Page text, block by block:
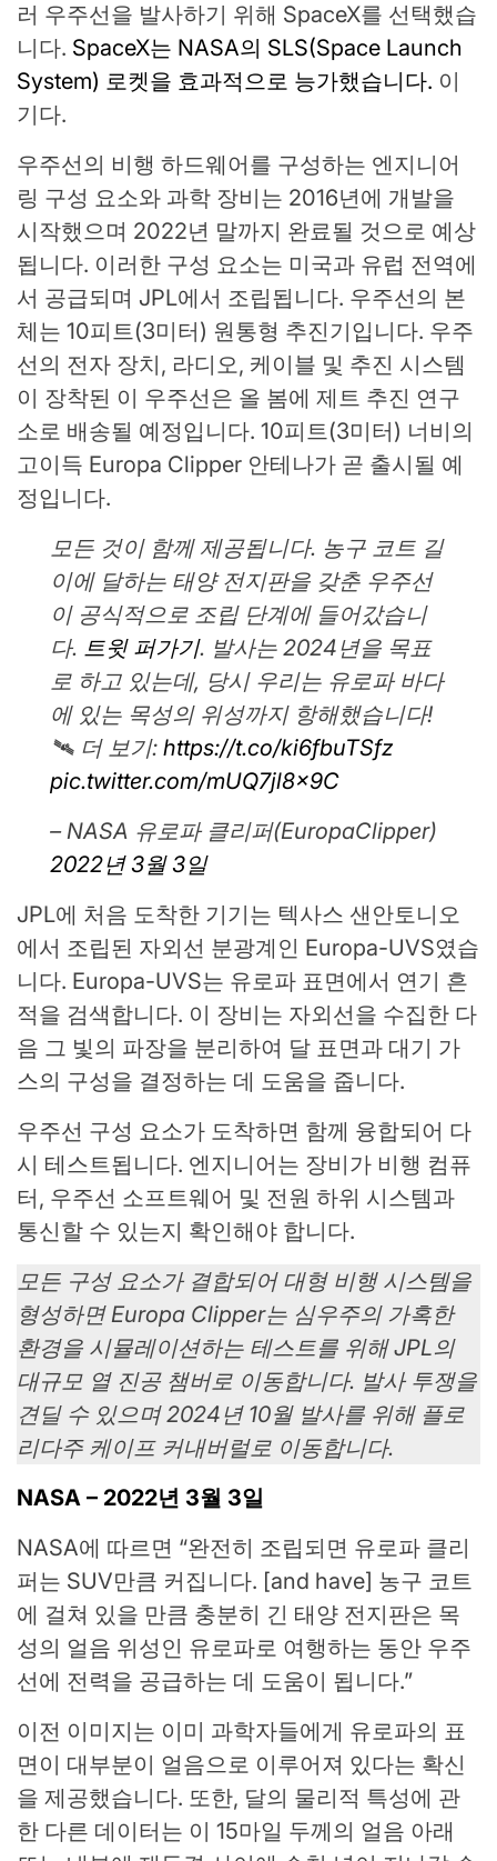
러 우주선을 발사하기 위해 SpaceX를 선택했습
니다. SpaceX는 NASA의 SLS(Space Launch
System) 로켓을 효과적으로 능가했습니다. 이
기다.
우주선의 비행 하드웨어를 구성하는 엔지니어
링 구성 요소와 과학 장비는 2016년에 개발을
시작했으며 2022년 말까지 완료될 것으로 예상
됩니다. 이러한 구성 요소는 미국과 유럽 전역에
서 공급되며 JPL에서 조립됩니다. 우주선의 본
체는 10피트(3미터) 원통형 추진기입니다. 우주
선의 전자 장치, 라디오, 케이블 및 추진 시스템
이 장착된 이 우주선은 올 봄에 제트 추진 연구
소로 배송될 예정입니다. 10피트(3미터) 너비의
고이득 Europa Clipper 안테나가 곧 출시될 예
정입니다.
모든 것이 함께 제공됩니다. 농구 코트 길
이에 달하는 태양 전지판을 갖춘 우주선
이 공식적으로 조립 단계에 들어갔습니
다. 트윗 퍼가기. 발사는 2024년을 목표
로 하고 있는데, 당시 우리는 유로파 바다
에 있는 목성의 위성까지 항해했습니다!
🛰 더 보기: https://t.co/ki6fbuTSfz
pic.twitter.com/mUQ7jl8x9C
– NASA 유로파 클리퍼(EuropaClipper)
2022년 3월 3일
JPL에 처음 도착한 기기는 텍사스 샌안토니오
에서 조립된 자외선 분광계인 Europa-UVS였습
니다. Europa-UVS는 유로파 표면에서 연기 흔
적을 검색합니다. 이 장비는 자외선을 수집한 다
음 그 빛의 파장을 분리하여 달 표면과 대기 가
스의 구성을 결정하는 데 도움을 줍니다.
우주선 구성 요소가 도착하면 함께 융합되어 다
시 테스트됩니다. 엔지니어는 장비가 비행 컴퓨
터, 우주선 소프트웨어 및 전원 하위 시스템과
통신할 수 있는지 확인해야 합니다.
모든 구성 요소가 결합되어 대형 비행 시스템을
형성하면 Europa Clipper는 심우주의 가혹한
환경을 시뮬레이션하는 테스트를 위해 JPL의
대규모 열 진공 챔버로 이동합니다. 발사 투쟁을
견딜 수 있으며 2024년 10월 발사를 위해 플로
리다주 케이프 커내버럴로 이동합니다.
NASA – 2022년 3월 3일
NASA에 따르면 “완전히 조립되면 유로파 클리
퍼는 SUV만큼 커집니다. [and have] 농구 코트
에 걸쳐 있을 만큼 충분히 긴 태양 전지판은 목
성의 얼음 위성인 유로파로 여행하는 동안 우주
선에 전력을 공급하는 데 도움이 됩니다.”
이전 이미지는 이미 과학자들에게 유로파의 표
면이 대부분이 얼음으로 이루어져 있다는 확신
을 제공했습니다. 또한, 달의 물리적 특성에 관
한 다른 데이터는 이 15마일 두께의 얼음 아래